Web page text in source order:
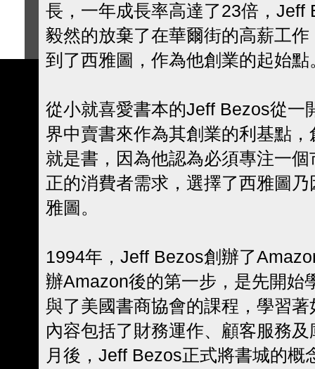
長，一年成長率高達了23倍，Jeff
毅然的放棄了在華爾街的高薪工
到了西雅圖，作為他創業的起始點
從小就喜愛書本的Jeff Bezos從一
界中賣書來作為其創業的利基點
就是書，因為他認為必須專注一
正的消費者需求，選擇了西雅圖
雅圖。
1994年，Jeff Bezos創辦了
辦Amazon後的第一步，是先開始
與了美國書商協會的課程，學習
內容包括了財務運作、顧客服務
月後，Jeff Bezos正式將書城的概